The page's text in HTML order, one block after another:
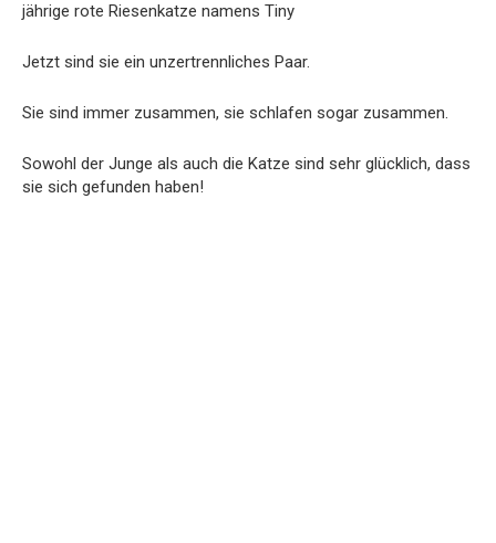
jährige rote Riesenkatze namens Tiny
Jetzt sind sie ein unzertrennliches Paar.
Sie sind immer zusammen, sie schlafen sogar zusammen.
Sowohl der Junge als auch die Katze sind sehr glücklich, dass
sie sich gefunden haben!